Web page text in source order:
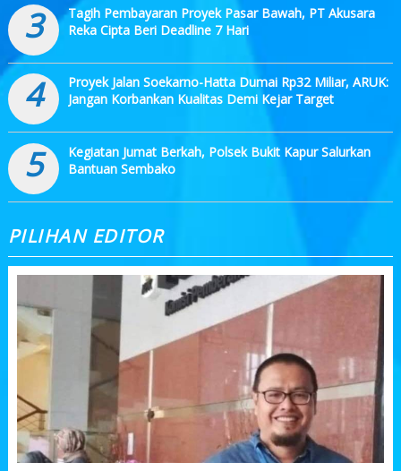
3
Tagih Pembayaran Proyek Pasar Bawah, PT Akusara
Reka Cipta Beri Deadline 7 Hari
4
Proyek Jalan Soekarno-Hatta Dumai Rp32 Miliar, ARUK:
Jangan Korbankan Kualitas Demi Kejar Target
5
Kegiatan Jumat Berkah, Polsek Bukit Kapur Salurkan
Bantuan Sembako
PILIHAN EDITOR